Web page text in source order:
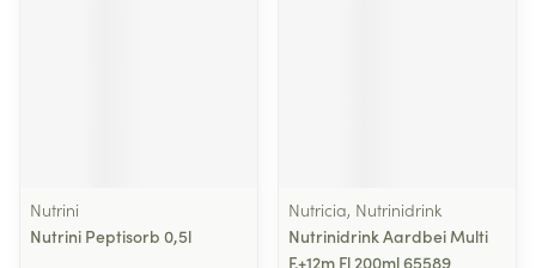
Nutrini
Nutrini Peptisorb 0,5l
Nutricia, Nutrinidrink
Nutrinidrink Aardbei Multi
F.+12m Fl 200ml 65589